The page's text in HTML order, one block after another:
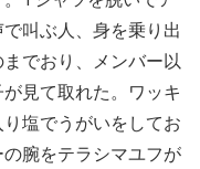
叫ぶ人、身を乗り出
でおり、メンバー以
見て取れた。ワッキ
塩でうがいをしてお
腕をテラシマユフが